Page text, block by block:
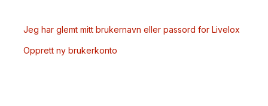
Jeg har glemt mitt brukernavn eller passord for Livelox
Opprett ny brukerkonto